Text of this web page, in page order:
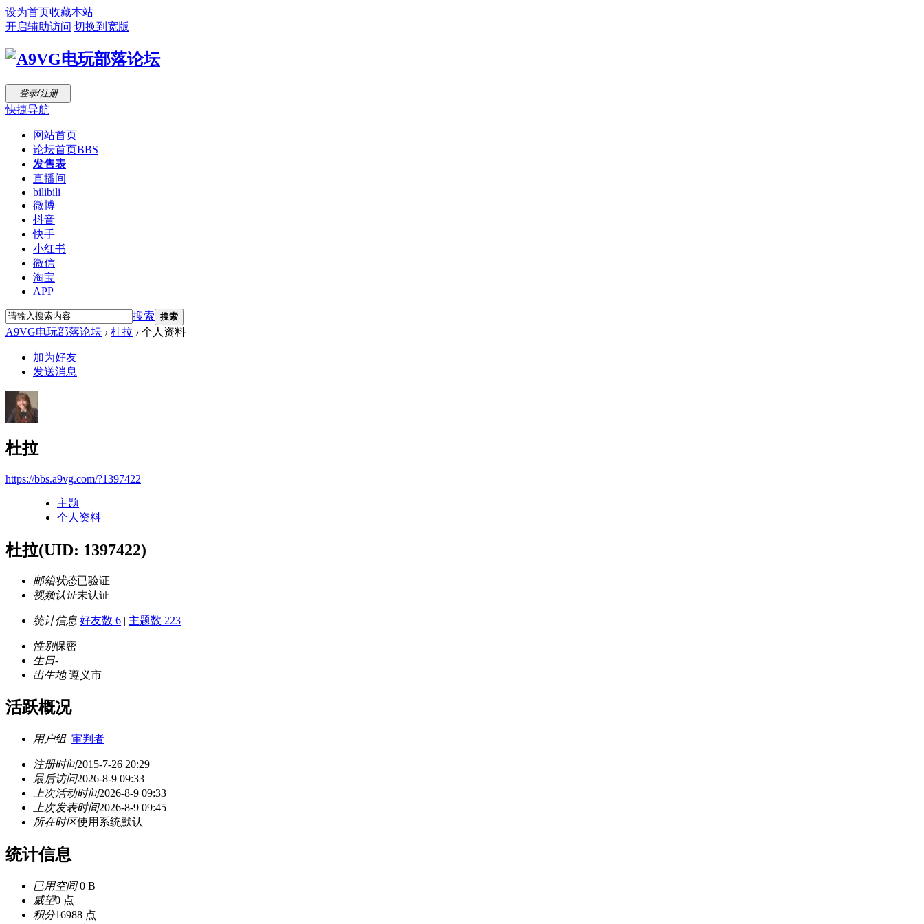
设为首页收藏本站
开启辅助访问 切换到宽版
登录/注册
快捷导航
网站首页
论坛首页BBS
发售表
直播间
bilibili
微博
抖音
快手
小红书
微信
淘宝
APP
搜索 搜索
A9VG电玩部落论坛 › 杜拉 › 个人资料
加为好友
发送消息
杜拉
https://bbs.a9vg.com/?1397422
主题
个人资料
杜拉(UID: 1397422)
邮箱状态已验证
视频认证未认证
统计信息 好友数 6 | 主题数 223
性别保密
生日-
出生地遵义市
活跃概况
用户组 审判者
注册时间2015-7-26 20:29
最后访问2026-8-9 09:33
上次活动时间2026-8-9 09:33
上次发表时间2026-8-9 09:45
所在时区使用系统默认
统计信息
已用空间0 B
威望0 点
积分16988 点